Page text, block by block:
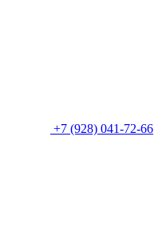
+7 (928) 041-72-66